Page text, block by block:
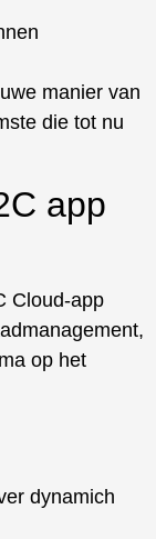
manier van
die tot nu
app
Cloud-app
op het
dynamich